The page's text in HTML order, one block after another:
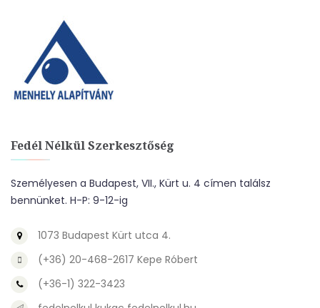
Fedél Nélkül Szerkesztőség
Személyesen a Budapest, VII., Kürt u. 4 címen találsz
bennünket. H-P: 9-12-ig
1073 Budapest Kürt utca 4.
(+36) 20-468-2617 Kepe Róbert
(+36-1) 322-3423